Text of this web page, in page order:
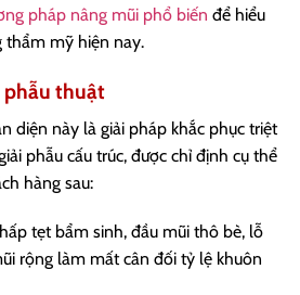
pháp nâng mũi phổ biến để hiểu
thẩm mỹ hiện nay.
thuật
diện này là giải pháp khắc phục triệt
phẫu cấu trúc, được chỉ định cụ thể
hàng sau:
tẹt bẩm sinh, đầu mũi thô bè, lỗ
rộng làm mất cân đối tỷ lệ khuôn